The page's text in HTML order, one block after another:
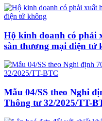
Hộ kinh doanh có phải
sàn thương mại điện tử
Mẫu 04/SS theo Nghi
Thông tư 32/2025/TT-